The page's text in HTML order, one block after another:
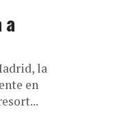
a
la
en